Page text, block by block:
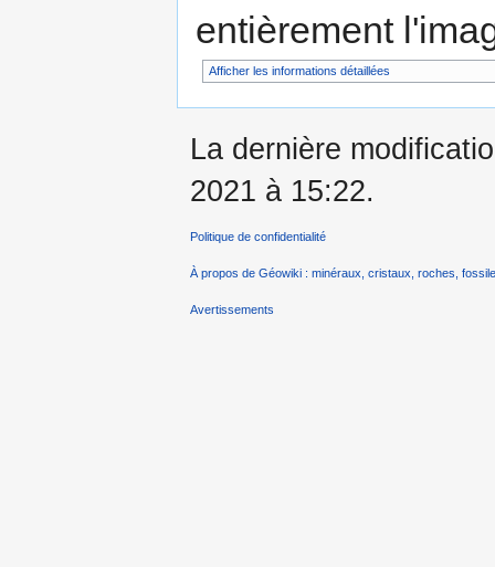
entièrement
Afficher les informations détaillées
La dernière
2021 à 15:22.
Politique de confidentialité
À propos de Géowiki : minéraux, cristaux, roches,
Avertissements